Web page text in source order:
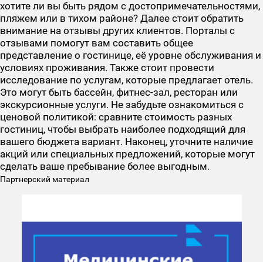
хотите ли вы быть рядом с достопримечательностями,
пляжем или в тихом районе? Далее стоит обратить
внимание на отзывы других клиентов. Порталы с
отзывами помогут вам составить общее
представление о гостинице, её уровне обслуживания и
условиях проживания. Также стоит провести
исследование по услугам, которые предлагает отель.
Это могут быть бассейн, фитнес-зал, ресторан или
экскурсионные услуги. Не забудьте ознакомиться с
ценовой политикой: сравните стоимость разных
гостиниц, чтобы выбрать наиболее подходящий для
вашего бюджета вариант. Наконец, уточните наличие
акций или специальных предложений, которые могут
сделать ваше пребывание более выгодным.
Партнерский материал